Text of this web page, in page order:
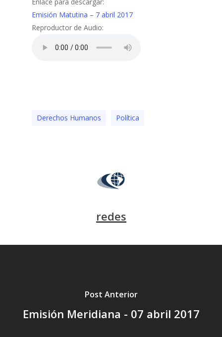
Emisión Matutina – 7 abril 2017
Reproductor de Audio:
Derechos Humanos Polí­tica
redes
Post Anterior
Emisión Meridiana - 07 abril 2017